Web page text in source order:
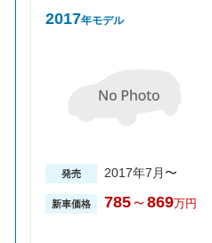
2017年モデル
発売 2017年7月〜
新車価格 785～ 869万円